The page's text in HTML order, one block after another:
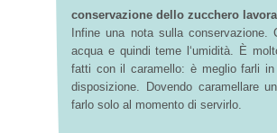
conservazione dello zucchero
Infine una nota sulla
acqua e quindi teme l‘umidità. È
fatti con il caramello: è meglio farli
disposizione. Dovendo caramellare
farlo solo al momento di servirlo.